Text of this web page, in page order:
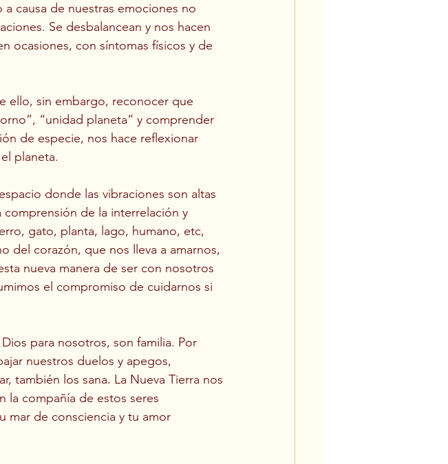
causa de nuestras emociones no
Se desbalancean y nos hacen
ocasiones, con síntomas físicos y de
ello, sin embargo, reconocer que
“unidad planeta” y comprender
de especie, nos hace reflexionar
planeta.
donde las vibraciones son altas
de la interrelación y
gato, planta, lago, humano, etc,
del corazón, que nos lleva a amarnos,
nueva manera de ser con nosotros
el compromiso de cuidarnos si
para nosotros, son familia. Por
nuestros duelos y apegos,
también los sana. La Nueva Tierra nos
la compañía de estos seres
mar de consciencia y tu amor